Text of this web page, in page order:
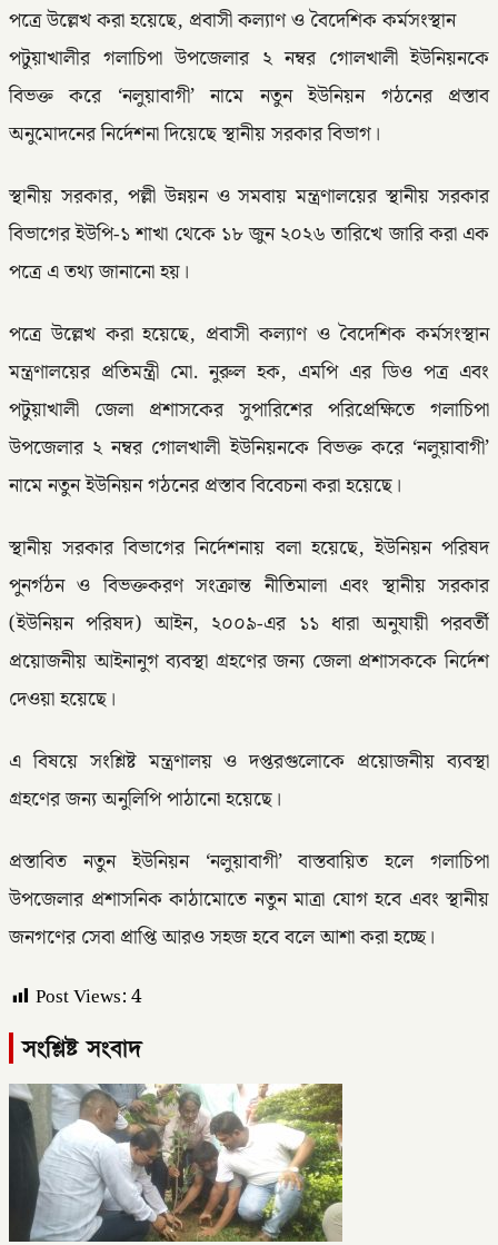
পত্রে উল্লেখ করা হয়েছে, প্রবাসী কল্যাণ ও বৈদেশিক কর্মসংস্থান
পটুয়াখালীর গলাচিপা উপজেলার ২ নম্বর গোলখালী ইউনিয়নকে
বিভক্ত করে ‘নলুয়াবাগী’ নামে নতুন ইউনিয়ন গঠনের প্রস্তাব
অনুমোদনের নির্দেশনা দিয়েছে স্থানীয় সরকার বিভাগ।
স্থানীয় সরকার, পল্লী উন্নয়ন ও সমবায় মন্ত্রণালয়ের স্থানীয় সরকার
বিভাগের ইউপি-১ শাখা থেকে ১৮ জুন ২০২৬ তারিখে জারি করা এক
পত্রে এ তথ্য জানানো হয়।
পত্রে উল্লেখ করা হয়েছে, প্রবাসী কল্যাণ ও বৈদেশিক কর্মসংস্থান
মন্ত্রণালয়ের প্রতিমন্ত্রী মো. নুরুল হক, এমপি এর ডিও পত্র এবং
পটুয়াখালী জেলা প্রশাসকের সুপারিশের পরিপ্রেক্ষিতে গলাচিপা
উপজেলার ২ নম্বর গোলখালী ইউনিয়নকে বিভক্ত করে ‘নলুয়াবাগী’
নামে নতুন ইউনিয়ন গঠনের প্রস্তাব বিবেচনা করা হয়েছে।
স্থানীয় সরকার বিভাগের নির্দেশনায় বলা হয়েছে, ইউনিয়ন পরিষদ
পুনর্গঠন ও বিভক্তকরণ সংক্রান্ত নীতিমালা এবং স্থানীয় সরকার
(ইউনিয়ন পরিষদ) আইন, ২০০৯-এর ১১ ধারা অনুযায়ী পরবর্তী
প্রয়োজনীয় আইনানুগ ব্যবস্থা গ্রহণের জন্য জেলা প্রশাসককে নির্দেশ
দেওয়া হয়েছে।
এ বিষয়ে সংশ্লিষ্ট মন্ত্রণালয় ও দপ্তরগুলোকে প্রয়োজনীয় ব্যবস্থা
গ্রহণের জন্য অনুলিপি পাঠানো হয়েছে।
প্রস্তাবিত নতুন ইউনিয়ন ‘নলুয়াবাগী’ বাস্তবায়িত হলে গলাচিপা
উপজেলার প্রশাসনিক কাঠামোতে নতুন মাত্রা যোগ হবে এবং স্থানীয়
জনগণের সেবা প্রাপ্তি আরও সহজ হবে বলে আশা করা হচ্ছে।
Post Views:4
সংশ্লিষ্ট সংবাদ